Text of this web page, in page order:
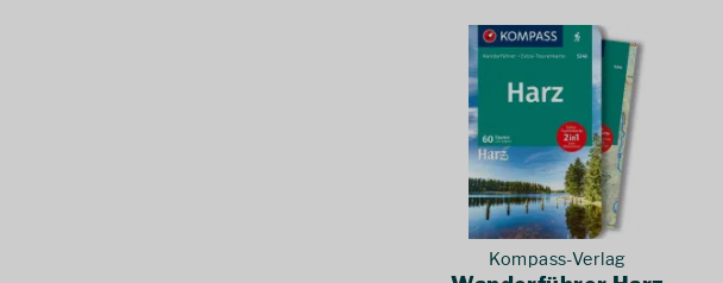
Kompass-Verlag